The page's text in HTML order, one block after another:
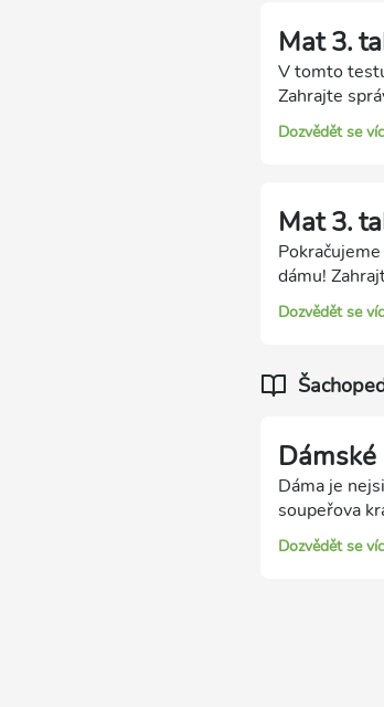
Mat 3.
V tomto
Zahrajte
Dozvědět se
Mat 3.
dámu!
Dozvědět se
Dáma je
soupeřova
potřeba,
možnosti
Dozvědět se